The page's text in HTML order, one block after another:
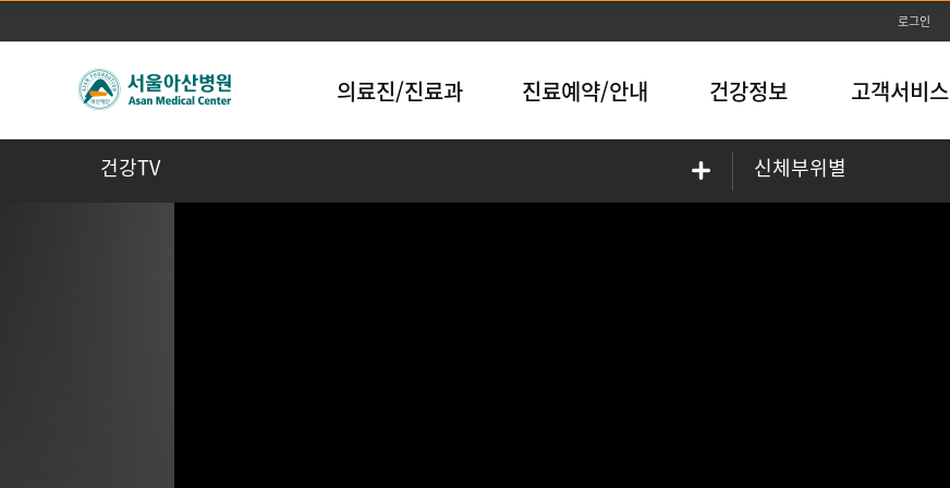
본문바로가기
로그인
의료진/진료과 진료예약/안내 건강정보 고객서비스
건강TV 신체부위별